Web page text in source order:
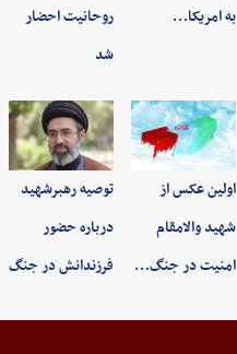
به امریکا…
روحانیت احضار
شد
اولین عکس از
شهید والامقام
امنیت در جنگ…
توصیه رهبرشهید
درباره حضور
فرزندانش در جنگ